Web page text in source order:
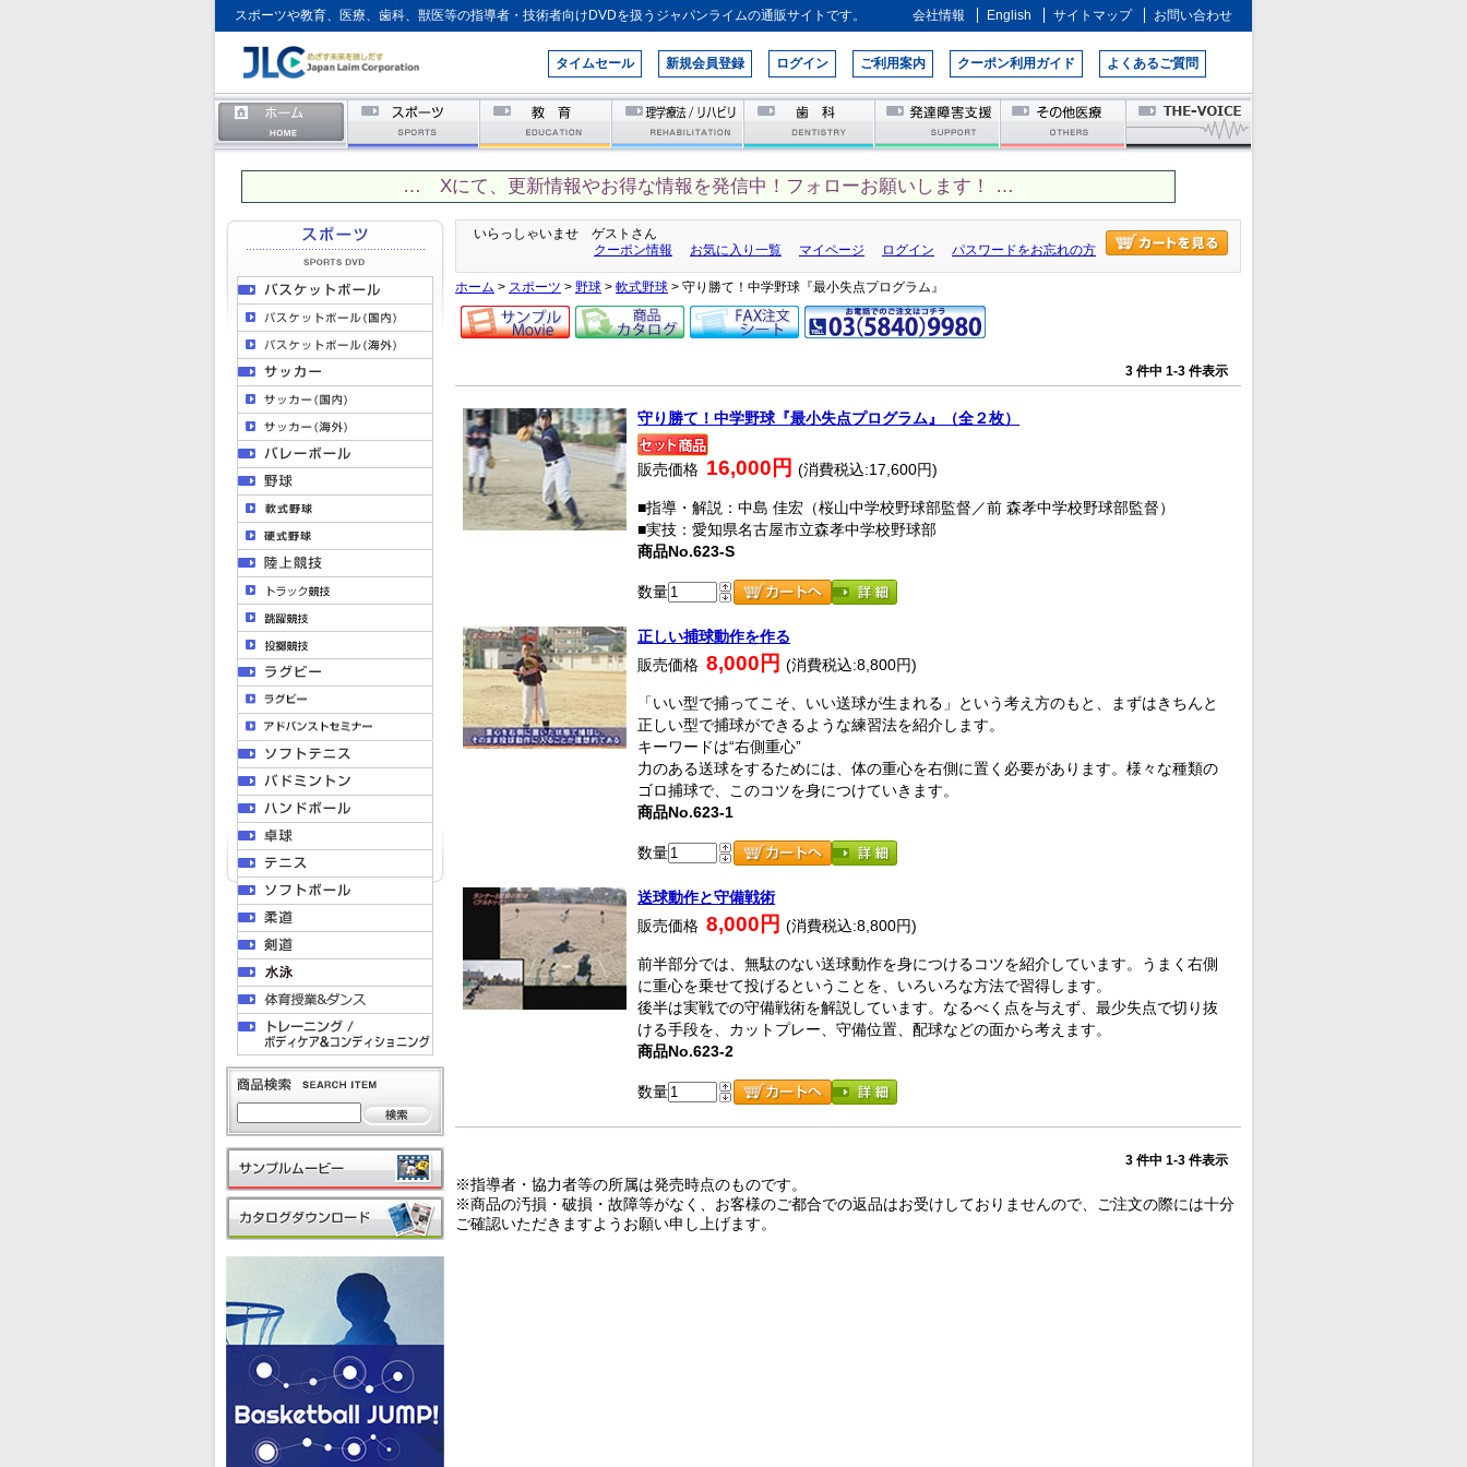
スポーツや教育、医療、歯科、獣医等の指導者・技術者向けDVDを扱うジャパンライムの通販サイトです。 会社情報 English サイトマップ お問い合わせ
タイムセール 新規会員登録 ログイン ご利用案内 クーポン利用ガイド よくあるご質問
… Xにて、更新情報やお得な情報を発信中！フォローお願いします！ …
いらっしゃいませ ゲストさん
クーポン情報
お気に入り一覧 マイページ ログイン パスワードをお忘れの方
ホーム > スポーツ > 野球 > 軟式野球 > 守り勝て！中学野球『最小失点プログラム』
3 件中 1-3 件表示
守り勝て！中学野球『最小失点プログラム』（全２枚）
販売価格 16,000円 (消費税込:17,600円)
■指導・解説：中島 佳宏（桜山中学校野球部監督／前 森孝中学校野球部監督）
■実技：愛知県名古屋市立森孝中学校野球部
商品No.623-S
数量
正しい捕球動作を作る
販売価格 8,000円 (消費税込:8,800円)
「いい型で捕ってこそ、いい送球が生まれる」という考え方のもと、まずはきちんと
正しい型で捕球ができるような練習法を紹介します。
キーワードは“右側重心”
力のある送球をするためには、体の重心を右側に置く必要があります。様々な種類の
ゴロ捕球で、このコツを身につけていきます。
商品No.623-1
数量
送球動作と守備戦術
販売価格 8,000円 (消費税込:8,800円)
前半部分では、無駄のない送球動作を身につけるコツを紹介しています。うまく右側
に重心を乗せて投げるということを、いろいろな方法で習得します。
後半は実戦での守備戦術を解説しています。なるべく点を与えず、最少失点で切り抜
ける手段を、カットプレー、守備位置、配球などの面から考えます。
商品No.623-2
数量
3 件中 1-3 件表示
※指導者・協力者等の所属は発売時点のものです。
※商品の汚損・破損・故障等がなく、お客様のご都合での返品はお受けしておりませんので、ご注文の際には十分
ご確認いただきますようお願い申し上げます。